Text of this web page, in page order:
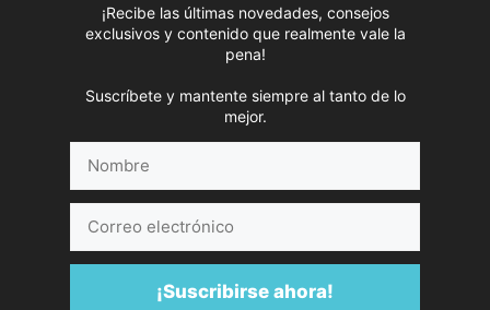
¡Recibe las últimas novedades, consejos
exclusivos y contenido que realmente vale la
pena!
Suscríbete y mantente siempre al tanto de lo
mejor.
electrónico
¡Suscribirse ahora!